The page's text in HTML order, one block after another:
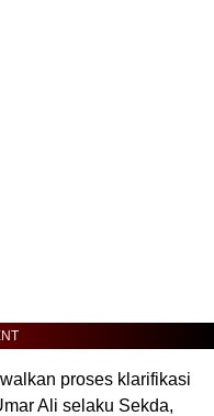
proses klarifikasi
Ali selaku Sekda,